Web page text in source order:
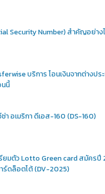
Security Number) สำคัญอย่าง
บริการ โอนเงินจากต่างประ
นี้
า อเมริกา ดีเอส-160 (DS-160)
รียมตัว Lotto Green card สมัครปี
ร์ดล็อตโต้ (DV-2025)